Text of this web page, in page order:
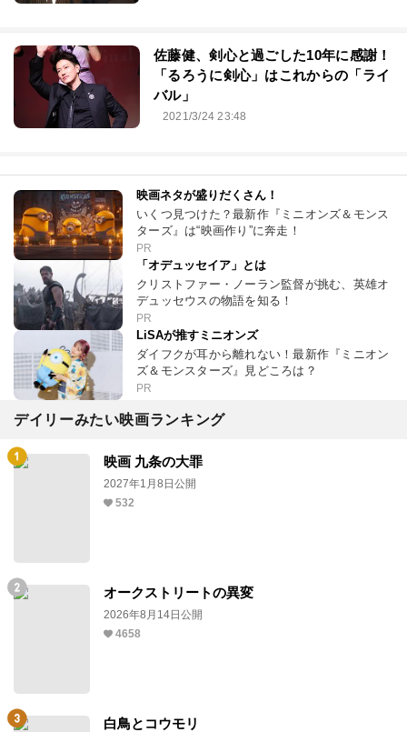
佐藤健、剣心と過ごした10年に感謝！
「るろうに剣心」はこれからの「ライ
バル」
2021/3/24 23:48
映画ネタが盛りだくさん！
いくつ見つけた？最新作『ミニオンズ＆モンス
ターズ』は“映画作り”に奔走！
PR
「オデュッセイア」とは
クリストファー・ノーラン監督が挑む、英雄オ
デュッセウスの物語を知る！
PR
LiSAが推すミニオンズ
ダイフクが耳から離れない！最新作『ミニオン
ズ＆モンスターズ』見どころは？
PR
デイリーみたい映画ランキング
映画 九条の大罪
2027年1月8日公開
532
オークストリートの異変
2026年8月14日公開
4658
白鳥とコウモリ